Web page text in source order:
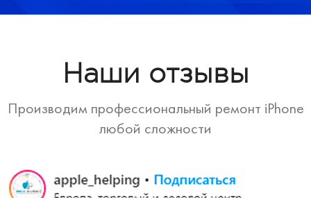
Наши отзывы
Производим профессиональный ремонт iPhone
любой сложности